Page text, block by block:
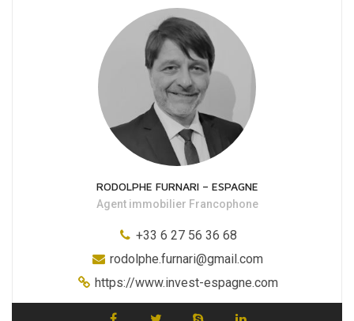
RODOLPHE FURNARI – ESPAGNE
Agent immobilier Francophone
+33 6 27 56 36 68
rodolphe.furnari@gmail.com
https://www.invest-espagne.com